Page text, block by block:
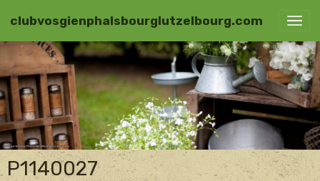
clubvosgienphalsbourglutzelbourg.com
P1140027